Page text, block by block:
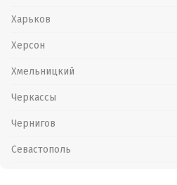
Харьков
Херсон
Хмельницкий
Черкассы
Чернигов
Севастополь